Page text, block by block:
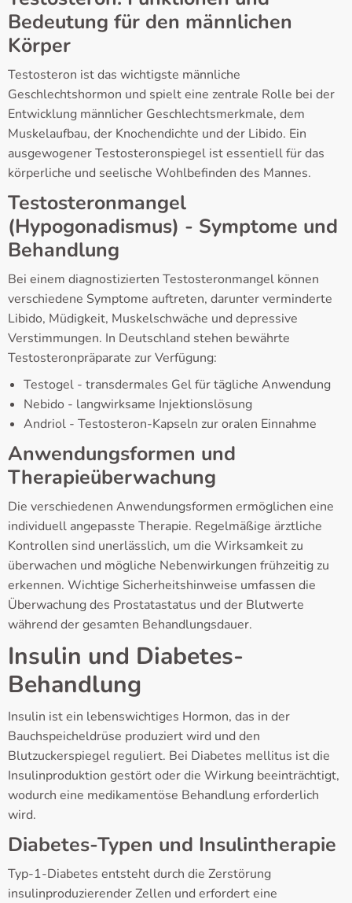
Bedeutung für den männlichen
Körper
Testosteron ist das wichtigste männliche
Geschlechtshormon und spielt eine zentrale Rolle bei der
Entwicklung männlicher Geschlechtsmerkmale, dem
Muskelaufbau, der Knochendichte und der Libido. Ein
ausgewogener Testosteronspiegel ist essentiell für das
körperliche und seelische Wohlbefinden des Mannes.
Testosteronmangel
(Hypogonadismus) - Symptome und
Behandlung
Bei einem diagnostizierten Testosteronmangel können
verschiedene Symptome auftreten, darunter verminderte
Libido, Müdigkeit, Muskelschwäche und depressive
Verstimmungen. In Deutschland stehen bewährte
Testosteronpräparate zur Verfügung:
Testogel - transdermales Gel für tägliche Anwendung
Nebido - langwirksame Injektionslösung
Andriol - Testosteron-Kapseln zur oralen Einnahme
Anwendungsformen und
Therapieüberwachung
Die verschiedenen Anwendungsformen ermöglichen eine
individuell angepasste Therapie. Regelmäßige ärztliche
Kontrollen sind unerlässlich, um die Wirksamkeit zu
überwachen und mögliche Nebenwirkungen frühzeitig zu
erkennen. Wichtige Sicherheitshinweise umfassen die
Überwachung des Prostatastatus und der Blutwerte
während der gesamten Behandlungsdauer.
Insulin und Diabetes-
Behandlung
Insulin ist ein lebenswichtiges Hormon, das in der
Bauchspeicheldrüse produziert wird und den
Blutzuckerspiegel reguliert. Bei Diabetes mellitus ist die
Insulinproduktion gestört oder die Wirkung beeinträchtigt,
wodurch eine medikamentöse Behandlung erforderlich
wird.
Diabetes-Typen und Insulintherapie
Typ-1-Diabetes entsteht durch die Zerstörung
insulinproduzierender Zellen und erfordert eine